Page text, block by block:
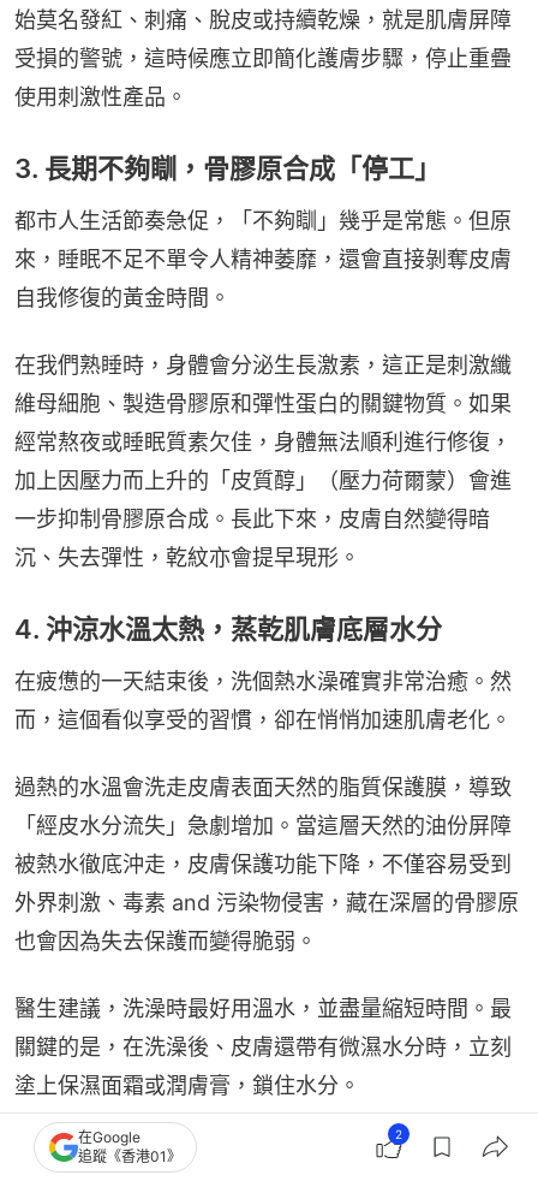
始莫名發紅、刺痛、脫皮或持續乾燥，就是肌膚屏障
受損的警號，這時候應立即簡化護膚步驟，停止重疊
使用刺激性產品。
3. 長期不夠瞓，骨膠原合成「停工」
都市人生活節奏急促，「不夠瞓」幾乎是常態。但原
來，睡眠不足不單令人精神萎靡，還會直接剝奪皮膚
自我修復的黃金時間。
在我們熟睡時，身體會分泌生長激素，這正是刺激纖
維母細胞、製造骨膠原和彈性蛋白的關鍵物質。如果
經常熬夜或睡眠質素欠佳，身體無法順利進行修復，
加上因壓力而上升的「皮質醇」（壓力荷爾蒙）會進
一步抑制骨膠原合成。長此下來，皮膚自然變得暗
沉、失去彈性，乾紋亦會提早現形。
4. 沖涼水溫太熱，蒸乾肌膚底層水分
在疲憊的一天結束後，洗個熱水澡確實非常治癒。然
而，這個看似享受的習慣，卻在悄悄加速肌膚老化。
過熱的水溫會洗走皮膚表面天然的脂質保護膜，導致
「經皮水分流失」急劇增加。當這層天然的油份屏障
被熱水徹底沖走，皮膚保護功能下降，不僅容易受到
外界刺激、毒素 and 污染物侵害，藏在深層的骨膠原
也會因為失去保護而變得脆弱。
醫生建議，洗澡時最好用溫水，並盡量縮短時間。最
關鍵的是，在洗澡後、皮膚還帶有微濕水分時，立刻
塗上保濕面霜或潤膚膏，鎖住水分。
5. 飲水不夠，細胞乾涸「縮水」
在Google
追蹤《香港01》
2